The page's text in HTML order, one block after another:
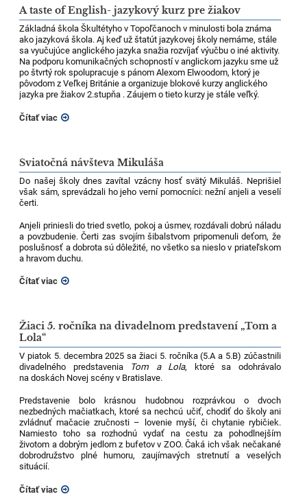
A taste of English- jazykový kurz pre žiakov
Základná škola Škultétyho v Topoľčanoch v minulosti bola známa
ako jazyková škola. Aj keď už štatút jazykovej školy nemáme, stále
sa vyučujúce anglického jazyka snažia rozvíjať výučbu o iné aktivity.
Na podporu komunikačných schopností v anglickom jazyku sme už
po štvrtý rok spolupracuje s pánom Alexom Elwoodom, ktorý je
pôvodom z Veľkej Británie a organizuje blokové kurzy anglického
jazyka pre žiakov 2.stupňa . Záujem o tieto kurzy je stále veľký.
Čítať viac
Sviatočná návšteva Mikuláša
Do našej školy dnes zavítal vzácny hosť svätý Mikuláš. Neprišiel
však sám, sprevádzali ho jeho verní pomocníci: nežní anjeli a veselí
čerti.
Anjeli priniesli do tried svetlo, pokoj a úsmev, rozdávali dobrú náladu
a povzbudenie. Čerti zas svojím šibalstvom pripomenuli deťom, že
poslušnosť a dobrota sú dôležité, no všetko sa nieslo v priateľskom
a hravom duchu.
Čítať viac
Žiaci 5. ročníka na divadelnom predstavení „Tom a
Lola“
V piatok 5. decembra 2025 sa žiaci 5. ročníka (5.A a 5.B) zúčastnili
divadelného predstavenia
Tom a Lola, ktoré sa odohrávalo
na doskách Novej scény v Bratislave.
Predstavenie bolo krásnou hudobnou rozprávkou o dvoch
nezbedných mačiatkach, ktoré sa nechcú učiť, chodiť do školy ani
zvládnuť mačacie zručnosti – lovenie myší, či chytanie rybičiek.
Namiesto toho sa rozhodnú vydať na cestu za pohodlnejším
životom a dobrým jedlom z bufetov v ZOO. Čaká ich však nečakané
dobrodružstvo plné humoru, zaujímavých stretnutí a veselých
situácií.
Čítať viac